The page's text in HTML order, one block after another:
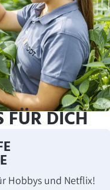
FÜR DICH
Hobbys und Netflix!